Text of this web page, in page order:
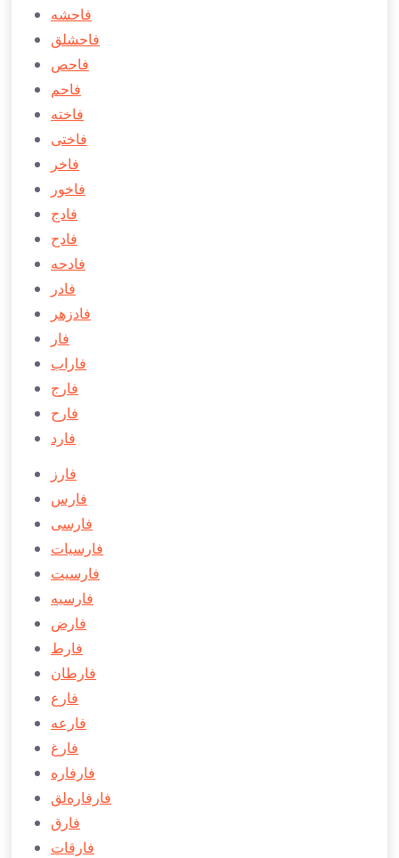
فاحشه
فاحشلق
فاحص
فاحم
فاخته
فاختی
فاخر
فاخور
فادج
فادح
فادحه
فادر
فادزهر
فار
فاراب
فارج
فارح
فارد
فارز
فارس
فارسی
فارسيات
فارسيت
فارسيه
فارض
فارط
فارطان
فارع
فارعه
فارغ
فارفاره
فارفاره‌لق
فارق
فارقات